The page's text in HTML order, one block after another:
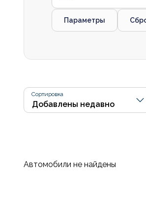
Параметры
Сортировка
Автомобили не найдены